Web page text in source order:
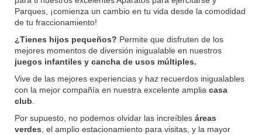
Parques, ¡comienza un cambio en tu vida desde la comodidad
de tu fraccionamiento!
¿Tienes hijos pequeños? Permite que disfruten de los
mejores momentos de diversión inigualable en nuestros
juegos infantiles y cancha de usos múltiples.
Vive de las mejores experiencias y haz recuerdos inigualables
con la mejor compañía en nuestra excelente amplia casa
club.
Por supuesto, no podemos olvidar las increíbles áreas
verdes, el amplio estacionamiento para visitas, y la mayor